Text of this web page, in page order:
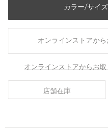
カラー/サイ
オンラインストアから
オンラインストアからお
店舗在庫